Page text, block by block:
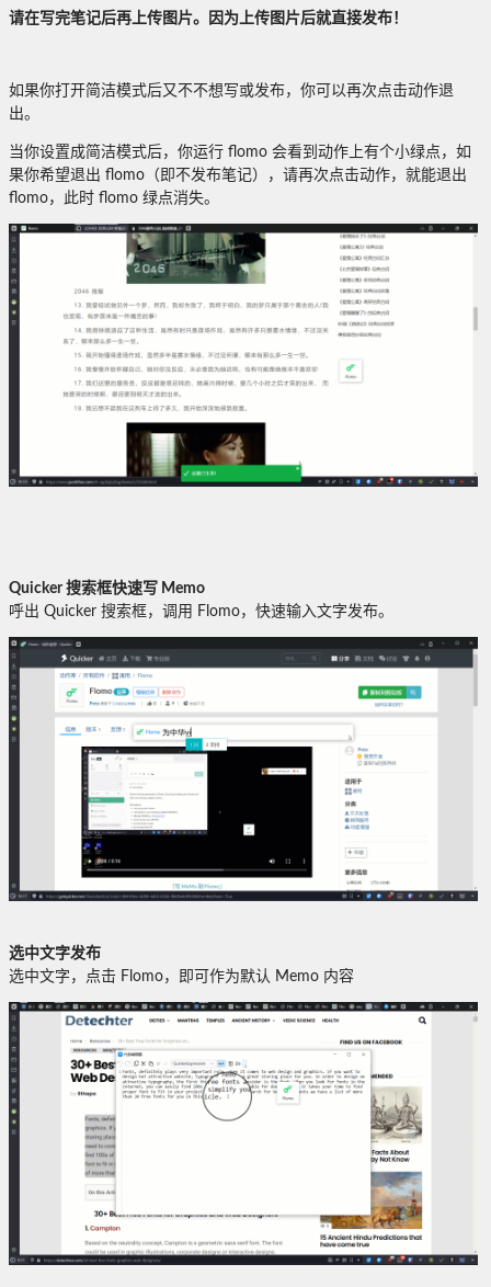
请在写完笔记后再上传图片。因为上传图片后就直接发布！
如果你打开简洁模式后又不不想写或发布，你可以再次点击动作退
出。
当你设置成简洁模式后，你运行 flomo 会看到动作上有个小绿点，如
果你希望退出 flomo（即不发布笔记），请再次点击动作，就能退出
flomo，此时 flomo 绿点消失。
Quicker 搜索框快速写 Memo
呼出 Quicker 搜索框，调用 Flomo，快速输入文字发布。
选中文字发布
选中文字，点击 Flomo，即可作为默认 Memo 内容